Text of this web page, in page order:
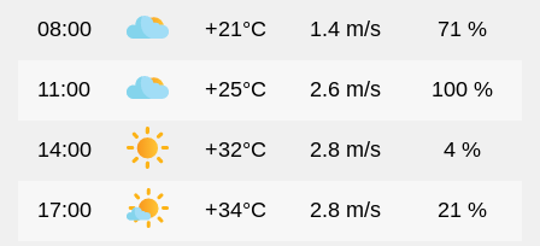
08:00 +21°C 1.4 m/s 71 %
11:00 +25°C 2.6 m/s 100 %
14:00 +32°C 2.8 m/s 4 %
17:00 +34°C 2.8 m/s 21 %